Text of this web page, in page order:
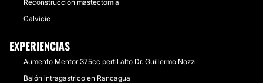
Reconstrucción mastectomia
Calvicie
EXPERIENCIAS
Aumento Mentor 375cc perfil alto Dr. Guillermo Nozzi
Balón intragastrico en Rancagua